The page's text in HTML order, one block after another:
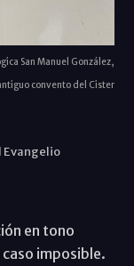
San Manuel González,
convento del Cister
Evangelio
en tono
imposible.